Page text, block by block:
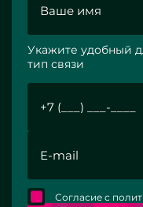
Укажите удобный
тип связи
Согласие с